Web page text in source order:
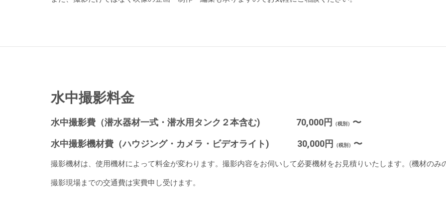
水中撮影料金
水中撮影費（潜水器材一式・潜水用タンク２本含む) 70,000円 （税別） 〜
水中撮影機材費（ハウジング・カメラ・ビデオライト) 30,000円 （税別） 〜
撮影機材は、使用機材によって料金が変わります。撮影内容をお伺いして必要機材をお見積りいたします。(機材のみ
撮影現場までの交通費は実費申し受けます。